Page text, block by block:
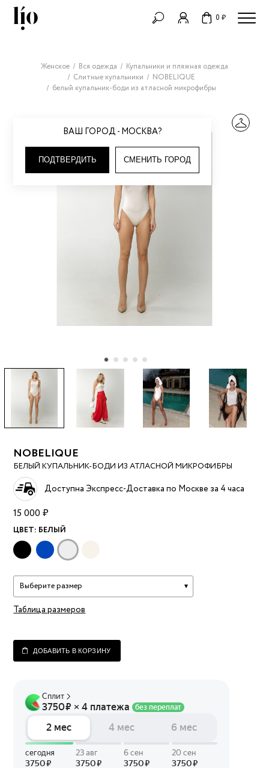
0 ₽
ВАШ ГОРОД - МОСКВА?
ПОДТВЕРДИТЬ СМЕНИТЬ ГОРОД
Женское Вся одежда
Купальники и пляжная одежда
Слитные купальники
NOBELIQUE
белый купальник-боди из атласной микрофибры
NOBELIQUE
БЕЛЫЙ КУПАЛЬНИК-БОДИ ИЗ АТЛАСНОЙ МИКРОФИБРЫ
Доступна Экспресс-Доставка по Москве за 4 часа
15 000 ₽
ЦВЕТ: БЕЛЫЙ
Выберите размер
Таблица размеров
ДОБАВИТЬ В КОРЗИНУ